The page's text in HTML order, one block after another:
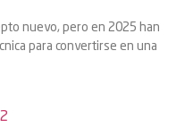
nuevo, pero en 2025 han
para convertirse en una
2